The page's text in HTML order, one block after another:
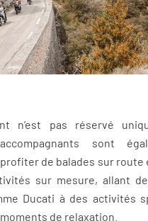
n’est pas réservé
sont
de balades sur route
sur mesure, allant
Ducati à des activités
de relaxation.